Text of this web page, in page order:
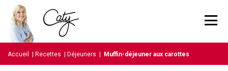
Accueil Recettes Déjeuners Muffin-déjeuner aux carottes